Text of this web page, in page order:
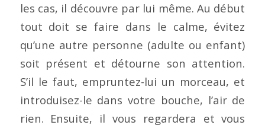
les cas, il découvre par lui même. Au début
tout doit se faire dans le calme, évitez
qu’une autre personne (adulte ou enfant)
soit présent et détourne son attention.
S’il le faut, empruntez-lui un morceau, et
introduisez-le dans votre bouche, l’air de
rien. Ensuite, il vous regardera et vous